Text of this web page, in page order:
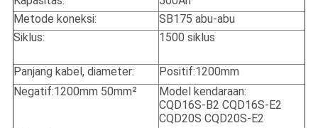
Metode koneksi:
SB175 abu-abu
Siklus:
1500 siklus
Panjang kabel, diameter:
Positif:1200mm
Negatif:1200mm 50mm²
Model kendaraan:
CQD16S-B2 CQD16S-E2
CQD20S CQD20S-E2